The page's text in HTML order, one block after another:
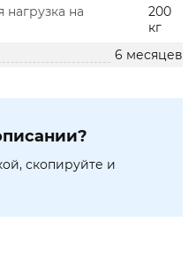
на
200
кг
6 месяцев
скопируйте и